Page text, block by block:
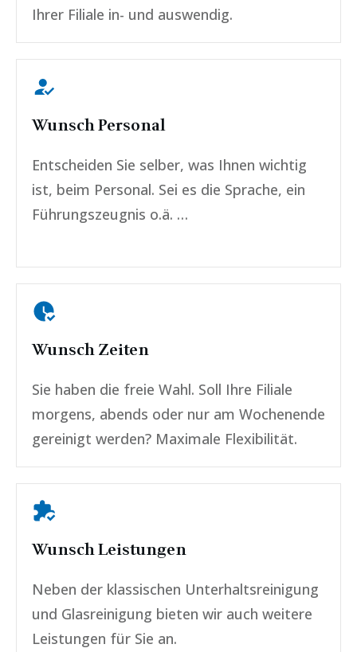
Ihrer Filiale in- und auswendig.
Wunsch Personal
Entscheiden Sie selber, was Ihnen wichtig
ist, beim Personal. Sei es die Sprache, ein
Führungszeugnis o.ä. …
Wunsch Zeiten
Sie haben die freie Wahl. Soll Ihre Filiale
morgens, abends oder nur am Wochenende
gereinigt werden? Maximale Flexibilität.
Wunsch Leistungen
Neben der klassischen Unterhaltsreinigung
und Glasreinigung bieten wir auch weitere
Leistungen für Sie an.